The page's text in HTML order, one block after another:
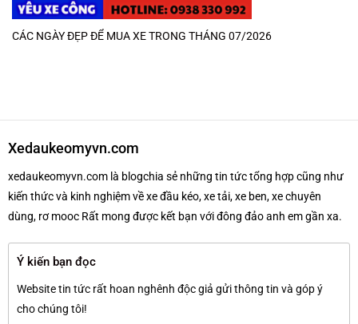
CÁC NGÀY ĐẸP ĐỂ MUA XE TRONG THÁNG 07/2026
Xedaukeomyvn.com
xedaukeomyvn.com là blogchia sẻ những tin tức tổng hợp cũng như
kiến thức và kinh nghiệm về xe đầu kéo, xe tải, xe ben, xe chuyên
dùng, rơ mooc Rất mong được kết bạn với đông đảo anh em gần xa.
Ý kiến bạn đọc
Website tin tức rất hoan nghênh độc giả gửi thông tin và góp ý
cho chúng tôi!